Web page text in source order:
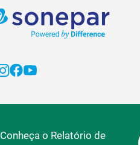
Conheça o Relatório de